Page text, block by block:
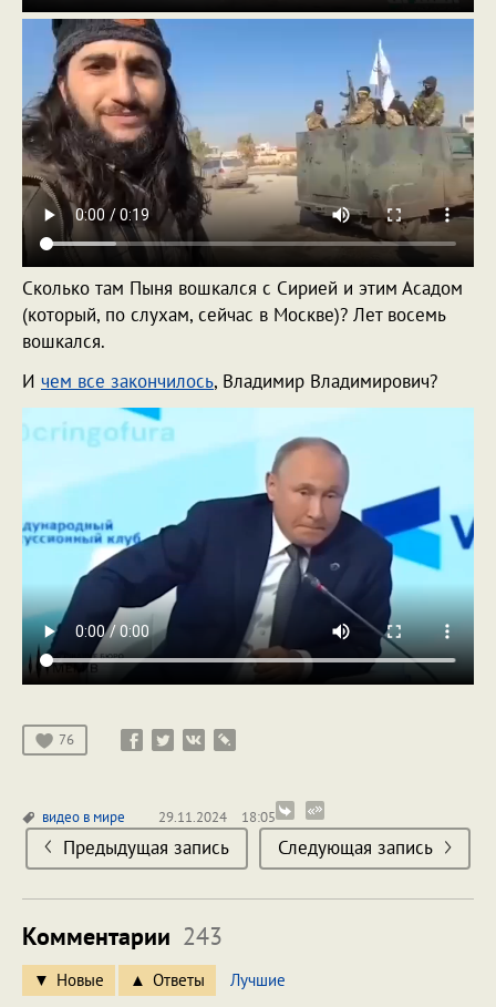
Сколько там Пыня вошкался с Сирией и этим Асадом
(который, по слухам, сейчас в Москве)? Лет восемь
вошкался.
И чем все закончилось, Владимир Владимирович?
76
видео в мире 29.11.2024 18:05
Предыдущая запись Следующая запись
Комментарии 243
Новые Ответы Лучшие